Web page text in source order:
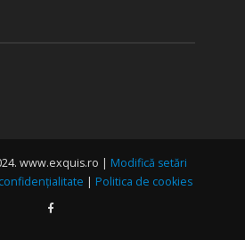
www.exquis.ro | Modifică setări
| Politica de cookies